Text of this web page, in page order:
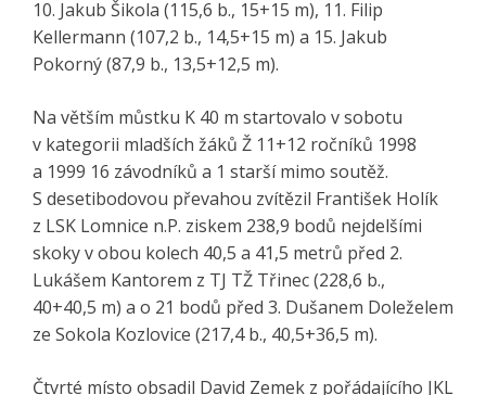
10. Jakub Šikola (115,6 b., 15+15 m), 11. Filip
Kellermann (107,2 b., 14,5+15 m) a 15. Jakub
Pokorný (87,9 b., 13,5+12,5 m).
Na větším můstku K 40 m startovalo v sobotu
v kategorii mladších žáků Ž 11+12 ročníků 1998
a 1999 16 závodníků a 1 starší mimo soutěž.
S desetibodovou převahou zvítězil František Holík
z LSK Lomnice n.P. ziskem 238,9 bodů nejdelšími
skoky v obou kolech 40,5 a 41,5 metrů před 2.
Lukášem Kantorem z TJ TŽ Třinec (228,6 b.,
40+40,5 m) a o 21 bodů před 3. Dušanem Doleželem
ze Sokola Kozlovice (217,4 b., 40,5+36,5 m).
Čtvrté místo obsadil David Zemek z pořádajícího JKL